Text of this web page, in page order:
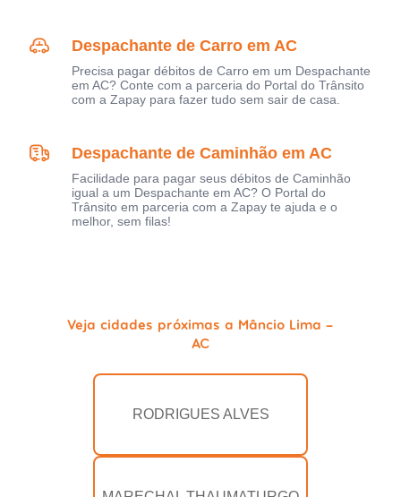
Despachante de Carro em AC
Precisa pagar débitos de Carro em um Despachante
em AC? Conte com a parceria do Portal do Trânsito
com a Zapay para fazer tudo sem sair de casa.
Despachante de Caminhão em AC
Facilidade para pagar seus débitos de Caminhão
igual a um Despachante em AC? O Portal do
Trânsito em parceria com a Zapay te ajuda e o
melhor, sem filas!
Veja cidades próximas a Mâncio Lima -
AC
RODRIGUES ALVES